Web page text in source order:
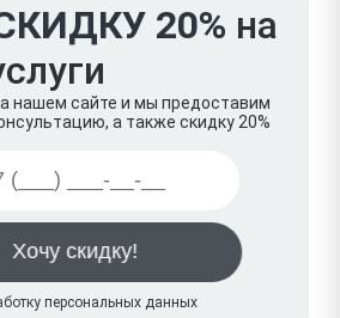
20% на
нашем сайте и мы предоставим
а также скидку 20%
персональных данных